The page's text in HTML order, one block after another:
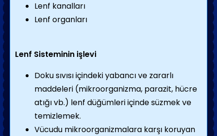
Lenf kanalları
Lenf organları
Lenf Sisteminin işlevi
Doku sıvısı içindeki yabancı ve zararlı
maddeleri (mikroorganizma, parazit, hücre
atığı vb.) lenf düğümleri içinde süzmek ve
temizlemek.
Vücudu mikroorganizmalara karşı koruyan